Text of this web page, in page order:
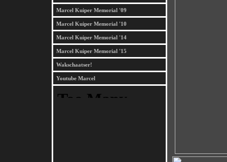
Marcel Kuiper Memorial '09
Marcel Kuiper Memorial '10
Marcel Kuiper Memorial '14
Marcel Kuiper Memorial '15
Wakschaatser!
Youtube Marcel